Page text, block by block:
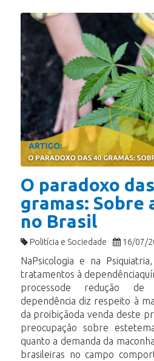
O paradoxo
gramas: Sobre
no Brasil
Politícia e Sociedade 16/07/
NaPsicologia e na
tratamentos à
processode redução
dependência diz respeito à
da proibiçãoda venda deste
preocupação sobre
quanto a demanda da
brasileiras no campo